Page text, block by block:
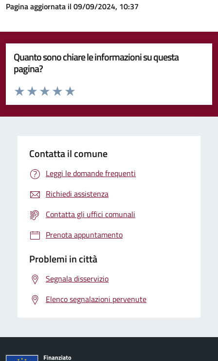
Pagina aggiornata il 09/09/2024, 10:37
Quanto sono chiare le informazioni su questa
pagina?
Valuta da 1 a 5 stelle la pagina
Valuta 5 stelle su 5
Valuta 4 stelle su 5
Valuta 3 stelle su 5
Valuta 2 stelle su 5
Valuta 1 stelle su 5
Contatta il comune
Leggi le domande frequenti
Richiedi assistenza
Contatta gli uffici comunali
Prenota appuntamento
Problemi in città
Segnala disservizio
Elenco segnalazioni pervenute